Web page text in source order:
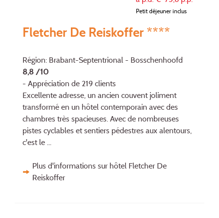
Petit déjeuner inclus
Fletcher De Reiskoffer ****
Région: Brabant-Septentrional - Bosschenhoofd
8,8 /10
- Appréciation de 219 clients
Excellente adresse, un ancien couvent joliment
transformé en un hôtel contemporain avec des
chambres très spacieuses. Avec de nombreuses
pistes cyclables et sentiers pédestres aux alentours,
c'est le ...
Plus d'informations sur hôtel Fletcher De
Reiskoffer